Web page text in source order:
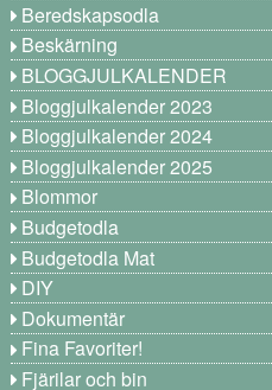
Beredskapsodla
Beskärning
BLOGGJULKALENDER
Bloggjulkalender 2023
Bloggjulkalender 2024
Bloggjulkalender 2025
Blommor
Budgetodla
Budgetodla Mat
DIY
Dokumentär
Fina Favoriter!
Fjärilar och bin